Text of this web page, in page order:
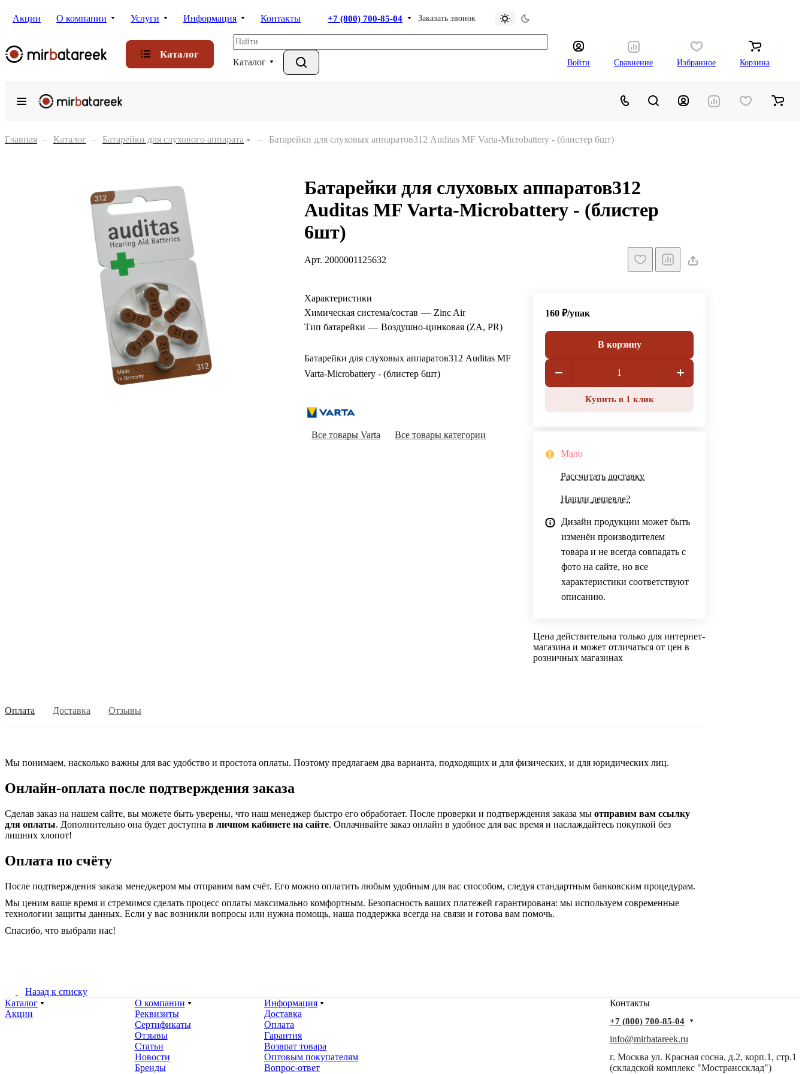
Акции О компании Услуги Информация Контакты +7 (800) 700-85-04 Заказать звонок
Каталог
Каталог Войти Сравнение Избранное Корзина
Главная – Каталог – Батарейки для слухового аппарата – Батарейки для слуховых аппаратов312 Auditas MF Varta-Microbattery - (блистер 6шт)
Батарейки для слуховых аппаратов312
Auditas MF Varta-Microbattery - (блистер
6шт)
Арт. 2000001125632
Характеристики
Химическая система/состав — Zinc Air
Тип батарейки — Воздушно-цинковая (ZA, PR)
Батарейки для слуховых аппаратов312 Auditas MF
Varta-Microbattery - (блистер 6шт)
Все товары Varta Все товары категории
160 ₽/упак
В корзину
Купить в 1 клик
Мало
Рассчитать доставку
Нашли дешевле?
Дизайн продукции может быть
изменён производителем
товара и не всегда совпадать с
фото на сайте, но все
характеристики соответствуют
описанию.
Цена действительна только для интернет-
магазина и может отличаться от цен в
розничных магазинах
Оплата Доставка Отзывы
Мы понимаем, насколько важны для вас удобство и простота оплаты. Поэтому предлагаем два варианта, подходящих и для физических, и для юридических лиц.
Онлайн-оплата после подтверждения заказа
Сделав заказ на нашем сайте, вы можете быть уверены, что наш менеджер быстро его обработает. После проверки и подтверждения заказа мы отправим вам ссылку
для оплаты. Дополнительно она будет доступна в личном кабинете на сайте. Оплачивайте заказ онлайн в удобное для вас время и наслаждайтесь покупкой без
лишних хлопот!
Оплата по счёту
После подтверждения заказа менеджером мы отправим вам счёт. Его можно оплатить любым удобным для вас способом, следуя стандартным банковским процедурам.
Мы ценим ваше время и стремимся сделать процесс оплаты максимально комфортным. Безопасность ваших платежей гарантирована: мы используем современные
технологии защиты данных. Если у вас возникли вопросы или нужна помощь, наша поддержка всегда на связи и готова вам помочь.
Спасибо, что выбрали нас!
Назад к списку
Каталог
Акции
О компании
Реквизиты
Сертификаты
Отзывы
Статьи
Новости
Бренды
Информация
Доставка
Оплата
Гарантия
Возврат товара
Оптовым покупателям
Вопрос-ответ
Контакты
+7 (800) 700-85-04
info@mirbatareek.ru
г. Москва ул. Красная сосна, д.2, корп.1, стр.1
(складской комплекс "Мостранссклад")